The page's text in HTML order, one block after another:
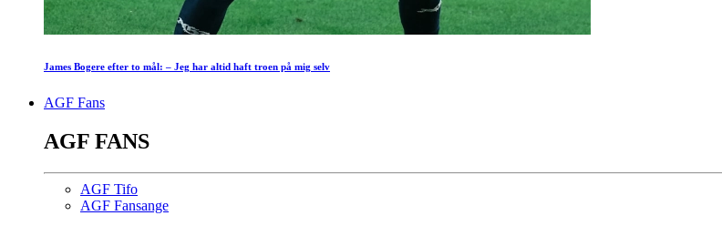
James Bogere efter to mål: – Jeg har altid haft troen på mig selv
AGF Fans
AGF FANS
AGF Tifo
AGF Fansange